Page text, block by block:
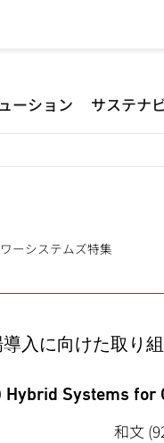
ーション サステナ
ーシステムズ特集
入に向けた取り
Hybrid Systems
和文